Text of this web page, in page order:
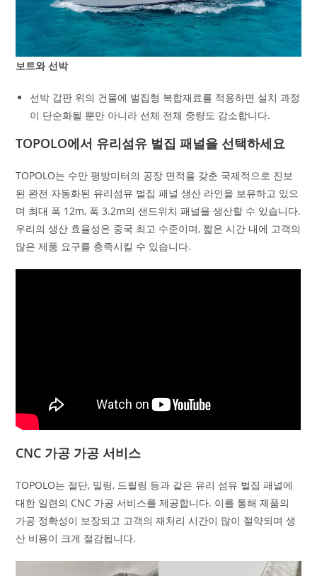
보트와 선박
선박 갑판 위의 건물에 벌집형 복합재료를 적용하면 설치 과정
이 단순화될 뿐만 아니라 선체 전체 중량도 감소합니다.
TOPOLO에서 유리섬유 벌집 패널을 선택하세요
TOPOLO는 수만 평방미터의 공장 면적을 갖춘 국제적으로 진보
된 완전 자동화된 유리섬유 벌집 패널 생산 라인을 보유하고 있으
며 최대 폭 12m, 폭 3.2m의 샌드위치 패널을 생산할 수 있습니다.
우리의 생산 효율성은 중국 최고 수준이며, 짧은 시간 내에 고객의
많은 제품 요구를 충족시킬 수 있습니다.
CNC 가공 가공 서비스
TOPOLO는 절단, 밀링, 드릴링 등과 같은 유리 섬유 벌집 패널에
대한 일련의 CNC 가공 서비스를 제공합니다. 이를 통해 제품의
가공 정확성이 보장되고 고객의 재처리 시간이 많이 절약되며 생
산 비용이 크게 절감됩니다.